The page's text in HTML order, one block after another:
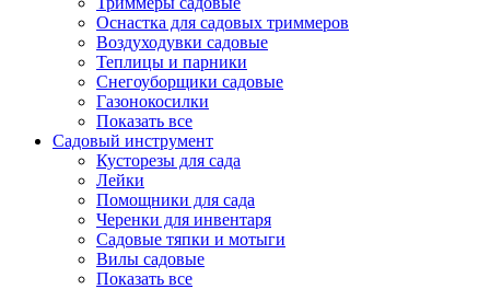
Оснастка для садовых триммеров
Воздуходувки садовые
Теплицы и парники
Снегоуборщики садовые
Газонокосилки
Показать все
Садовый инструмент
Кусторезы для сада
Лейки
Помощники для сада
Черенки для инвентаря
Садовые тяпки и мотыги
Вилы садовые
Показать все